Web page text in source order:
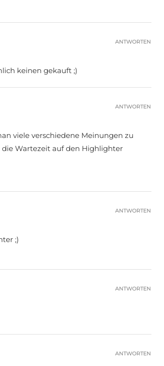
keinen gekauft ;)
ANTWORTEN
viele verschiedene Meinungen zu
Wartezeit auf den Highlighter
ANTWORTEN
;)
ANTWORTEN
ANTWORTEN
ANTWORTEN